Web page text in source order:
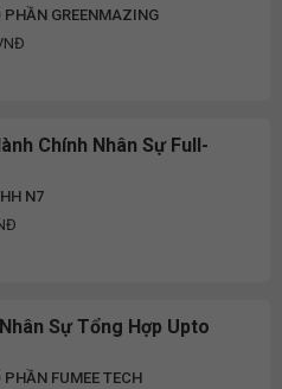
PHẦN GREENMAZING
Chính Nhân Sự Full-
N7
Sự Tổng Hợp Upto
PHẦN FUMEE TECH